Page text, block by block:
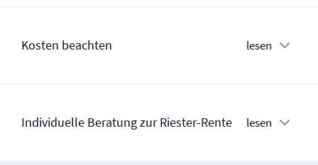
Kosten beachten lesen
Individuelle Beratung zur Riester-Rente lesen